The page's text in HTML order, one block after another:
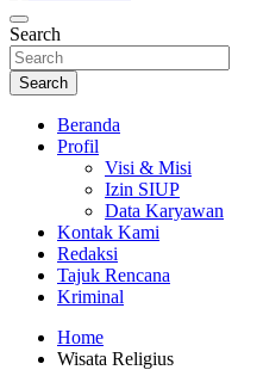
Mercu Benua
Suara Masyarakat Bawah
Search
Search
Beranda
Profil
Visi & Misi
Izin SIUP
Data Karyawan
Kontak Kami
Redaksi
Tajuk Rencana
Kriminal
Home
Wisata Religius